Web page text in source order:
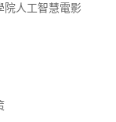
院人工智慧電影